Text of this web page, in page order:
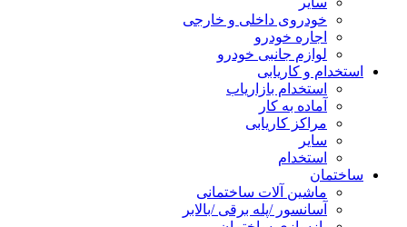
خودروی داخلی و خارجی
اجاره خودرو
لوازم جانبی خودرو
استخدام و کاریابی
استخدام بازاریاب
آماده به کار
مراکز کاریابی
سایر
استخدام
ساختمان
ماشین آلات ساختمانی
آسانسور /پله برقی /بالابر